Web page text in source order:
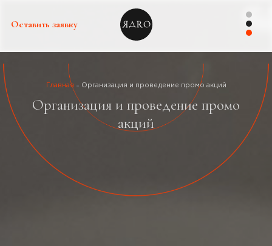
Оставить заявку
Главная Организация и проведение промо акций
Организация и проведение промо
акций